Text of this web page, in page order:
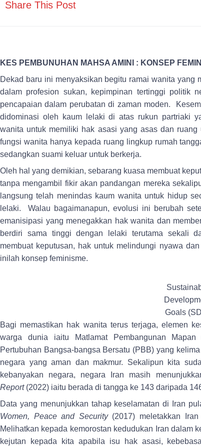
Share This Post
KES PEMBUNUHAN MAHSA AMINI : KONSEP
Dekad baru ini menyaksikan begitu ramai wanita yang
dalam profesion sukan, kepimpinan tertinggi politik
pencapaian dalam perubatan di zaman moden.
didominasi oleh kaum lelaki di atas rukun partriaki
wanita untuk memiliki hak asasi yang asas dan
fungsi wanita hanya kepada ruang lingkup rumah
sedangkan suami keluar untuk berkerja.
Oleh hal yang demikian, sebarang kuasa membuat
tanpa mengambil fikir akan pandangan mereka
langsung telah menindas kaum wanita untuk hidup
lelaki. Walau bagaimanapun, evolusi ini berubah
emanisipasi yang menegakkan hak wanita dan
berdiri sama tinggi dengan lelaki terutama sekali
membuat keputusan, hak untuk melindungi nyawa
inilah konsep feminisme.
Goals
Bagi memastikan hak wanita terus terjaga, elemen
warga dunia iaitu Matlamat Pembangunan Mapan
Pertubuhan Bangsa-bangsa Bersatu (PBB) yang
negara yang aman dan makmur. Sekalipun kita
kebanyakan negara, negara Iran masih
Report(2022) iaitu berada di tangga ke 143 daripada
Data yang menunjukkan tahap keselamatan di Iran
Women, Peace and Security(2017) meletakkan Iran
Melihatkan kepada kemorostan kedudukan Iran dalam
kejutan kepada kita apabila isu hak asasi,